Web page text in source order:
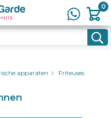
0
0
apparaten
Friteuses